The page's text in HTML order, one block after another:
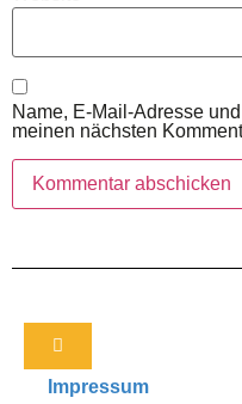
Name, E-Mail-Adresse
meinen nächsten
Impressum